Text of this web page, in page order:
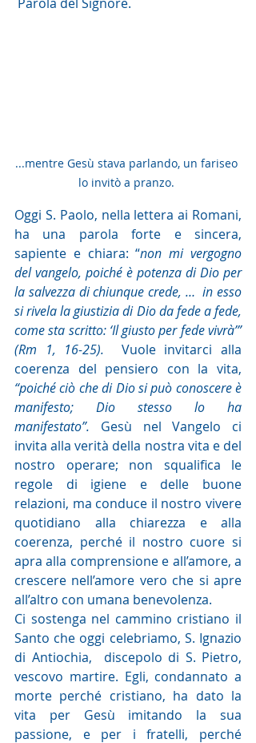
...mentre Gesù stava parlando, un fariseo
lo invitò a pranzo.
Oggi S. Paolo, nella lettera ai Romani,
ha una parola forte e sincera,
sapiente e chiara: “non mi vergogno
del vangelo, poiché è potenza di Dio per
la salvezza di chiunque crede, …  in esso
si rivela la giustizia di Dio da fede a fede,
come sta scritto: ‘Il giusto per fede vivrà’”
(Rm 1, 16-25). Vuole invitarci alla
“poiché ciò che di Dio si può conoscere è
manifesto; Dio stesso lo ha
manifestato”. Gesù nel Vangelo ci
invita alla verità della nostra vita e del
nostro operare; non squalifica le
regole di igiene e delle buone
relazioni, ma conduce il nostro vivere
quotidiano alla chiarezza e alla
coerenza, perché il nostro cuore si
apra alla comprensione e all’amore, a
crescere nell’amore vero che si apre
all’altro con umana benevolenza.
Ci sostenga nel cammino cristiano il
Santo che oggi celebriamo, S. Ignazio
di Antiochia,  discepolo di S. Pietro,
vescovo martire. Egli, condannato a
morte perché cristiano, ha dato la
vita per Gesù imitando la sua
passione, e per i fratelli, perché